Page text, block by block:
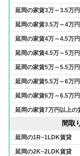
延岡の家賃3万～3.5万
延岡の家賃3.5万～4万
延岡の家賃4万～4.5万
延岡の家賃4.5万～5万
延岡の家賃5万～5.5万
延岡の家賃5.5万～6万
延岡の家賃6万～6.5万
延岡の家賃7万円以上の
間取
延岡の1R~1LDK賃貸
延岡の2K~2LDK賃貸